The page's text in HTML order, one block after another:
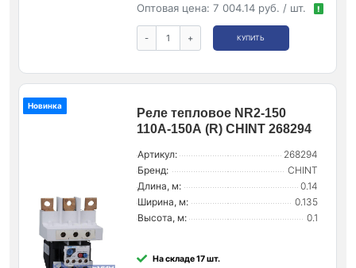
Оптовая цена: 7 004.14 руб. / шт. !
- + КУПИТЬ
Новинка
Реле тепловое NR2-150
110А-150А (R) CHINT 268294
Артикул:
268294
Бренд:
CHINT
Длина, м:
0.14
Ширина, м:
0.135
Высота, м:
0.1
На складе 17 шт.